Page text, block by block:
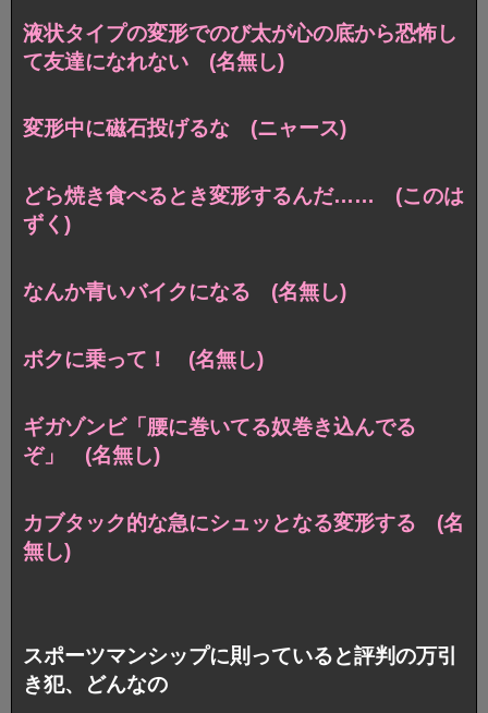
液状タイプの変形でのび太が心の底から恐怖し
て友達になれない (名無し)
変形中に磁石投げるな (ニャース)
どら焼き食べるとき変形するんだ…… (このは
ずく)
なんか青いバイクになる (名無し)
ボクに乗って！ (名無し)
ギガゾンビ「腰に巻いてる奴巻き込んでる
ぞ」 (名無し)
カブタック的な急にシュッとなる変形する (名
無し)
スポーツマンシップに則っていると評判の万引
き犯、どんなの